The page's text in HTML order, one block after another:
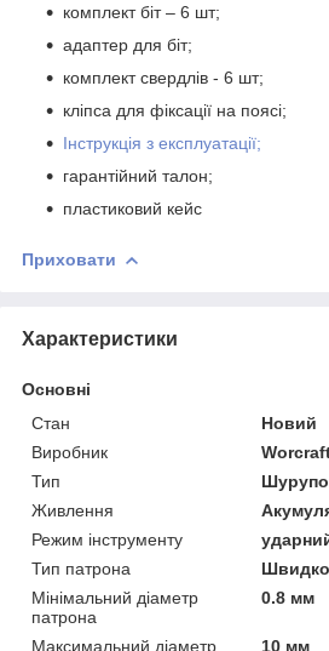
комплект біт – 6 шт;
адаптер для біт;
комплект свердлів - 6 шт;
кліпса для фіксації на поясі;
Інструкція з експлуатації;
гарантійний талон;
пластиковий кейс
Приховати
Характеристики
Основні
Стан
Новий
Виробник
Тип
Живлення
Режим інструменту
Тип патрона
Мінімальний діаметр
патрона
0.8 мм
Максимальний діаметр
10 мм